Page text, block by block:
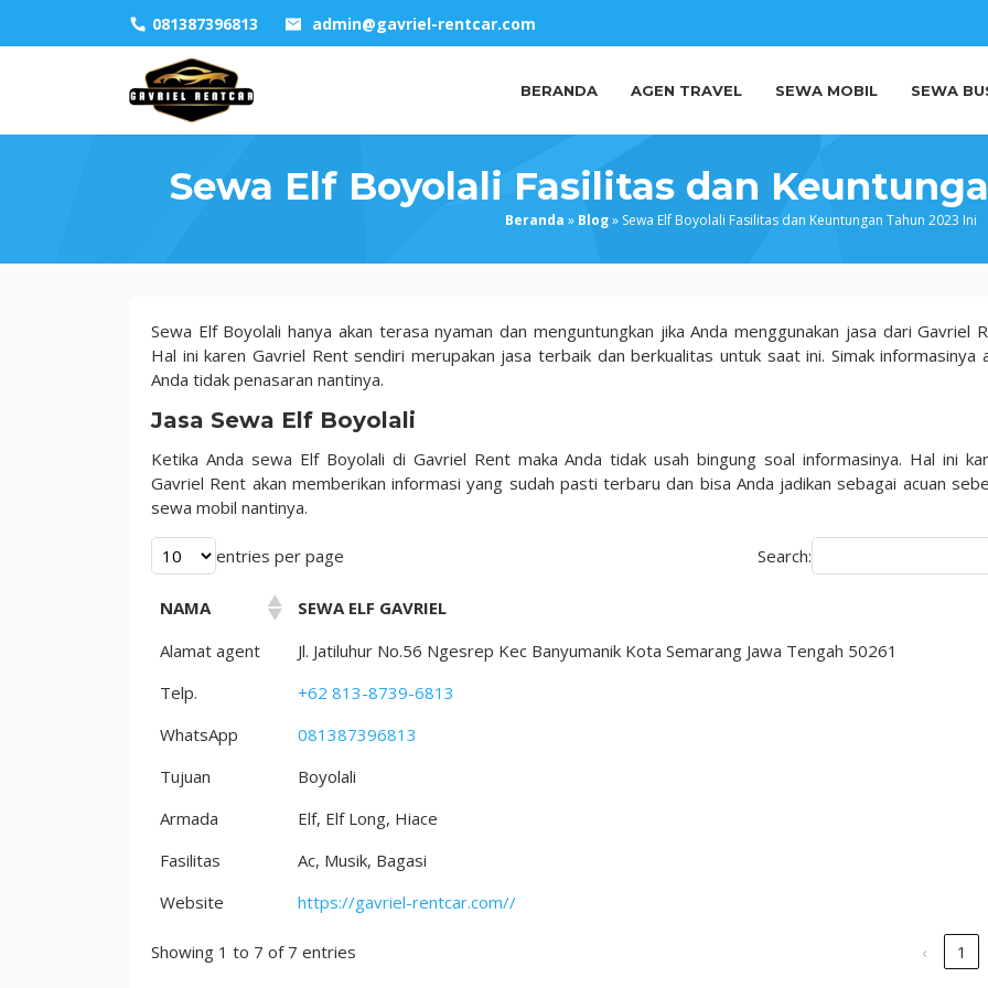
081387396813 admin@gavriel-rentcar.com
BERANDA AGEN TRAVEL SEWA MOBIL SEWA
Sewa Elf Boyolali Fasilitas dan
Beranda » Blog» Sewa Elf Boyolali Fasilitas dan Keuntungan Tahun 2023 Ini
Sewa
Elf
Boyolali
dan
Keuntungan
Tahun
2023
Sewa Elf Boyolali hanya akan terasa nyaman dan menguntungkan jika Anda menggunakan jasa dari Gavriel
Hal ini karen Gavriel Rent sendiri merupakan jasa terbaik dan berkualitas untuk saat ini. Simak informasinya
Anda tidak penasaran nantinya.
Jasa Sewa Elf Boyolali
Ketika Anda sewa Elf Boyolali di Gavriel Rent maka Anda tidak usah bingung soal informasinya. Hal ini
Gavriel Rent akan memberikan informasi yang sudah pasti terbaru dan bisa Anda jadikan sebagai acuan
sewa mobil nantinya.
entries per page Search:
NAMA
SEWA ELF GAVRIEL
Alamat agent
Jl. Jatiluhur No.56 Ngesrep Kec Banyumanik Kota Semarang Jawa Tengah 50261
Telp.
+62 813-8739-6813
WhatsApp
081387396813
Tujuan
Boyolali
Armada
Elf, Elf Long, Hiace
Fasilitas
Ac, Musik, Bagasi
Website
https://gavriel-rentcar.com//
Showing 1 to 7 of 7 entries ‹ 1